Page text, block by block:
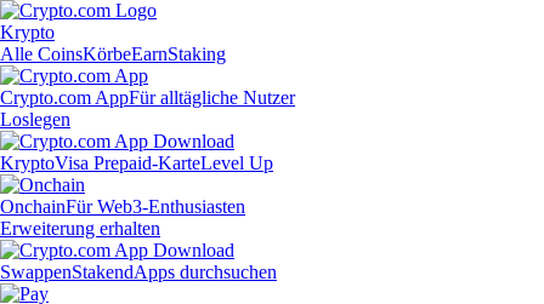
Krypto
Alle CoinsKörbeEarnStaking
Crypto.com AppFür alltägliche Nutzer
Loslegen
KryptoVisa Prepaid-KarteLevel Up
OnchainFür Web3-Enthusiasten
Erweiterung erhalten
SwappenStakendApps durchsuchen